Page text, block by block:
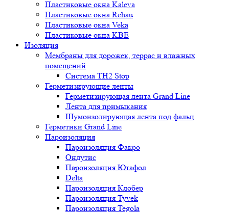
Пластиковые окна Kaleva
Пластиковые окна Rehau
Пластиковые окна Veka
Пластиковые окна KBE
Изоляция
Мембраны для дорожек, террас и влажных
помещений
Система TH2 Stop
Герметизирующие ленты
Герметизирующая лента Grand Line
Лента для примыкания
Шумоизолирующая лента под фальц
Герметики Grand Line
Пароизоляция
Пароизоляция Факро
Ондутис
Пароизоляция Ютафол
Delta
Пароизоляция Клобер
Пароизоляция Tyvek
Пароизоляция Tegola